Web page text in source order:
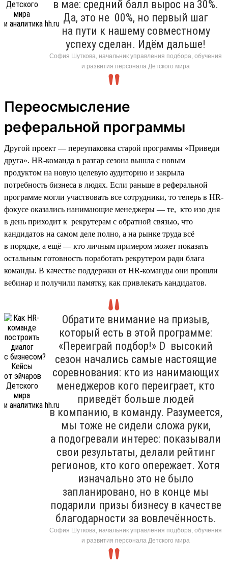
в мае: средний балл вырос на 30%.
Да, это не 00%, но первый шаг
на пути к нашему совместному
успеху сделан. Идём дальше!
София Шуткова, начальник управления подбора, обучения
и развития персонала Детского мира
Переосмысление
реферальной программы
Другой проект — переупаковка старой программы «Приведи
друга». HR-команда в разгар сезона вышла с новым
продуктом на новую целевую аудиторию и закрыла
потребность бизнеса в людях. Если раньше в реферальной
программе могли участвовать все сотрудники, то теперь в HR-
фокусе оказались нанимающие менеджеры — те, кто изо дня
в день приходит к рекрутерам с обратной связью, что
кандидатов на самом деле полно, а на рынке труда всё
в порядке, а ещё — кто личным примером может показать
остальным готовность поработать рекрутером ради блага
команды. В качестве поддержки от HR-команды они прошли
вебинар и получили памятку, как привлекать кандидатов.
Обратите внимание на призыв,
который есть в этой программе:
«Переиграй подбор!» D высокий
сезон начались самые настоящие
соревнования: кто из нанимающих
менеджеров кого переиграет, кто
приведёт больше людей
в компанию, в команду. Разумеется,
мы тоже не сидели сложа руки,
а подогревали интерес: показывали
свои результаты, делали рейтинг
регионов, кто кого опережает. Хотя
изначально это не было
запланировано, но в конце мы
подарили призы бизнесу в качестве
благодарности за вовлечённость.
София Шуткова, начальник управления подбора, обучения
и развития персонала Детского мира